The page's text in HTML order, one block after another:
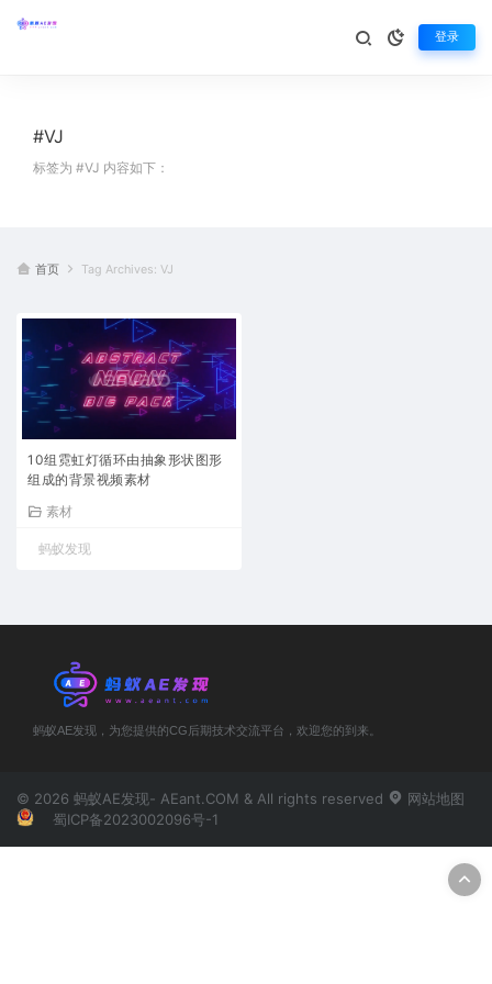
登录
#VJ
标签为 #VJ 内容如下：
首页 Tag Archives: VJ
10组霓虹灯循环由抽象形状图形
组成的背景视频素材
素材
蚂蚁发现
蚂蚁AE发现，为您提供的CG后期技术交流平台，欢迎您的到来。
© 2026 蚂蚁AE发现- AEant.COM & All rights reserved
网站地图
蜀ICP备2023002096号-1